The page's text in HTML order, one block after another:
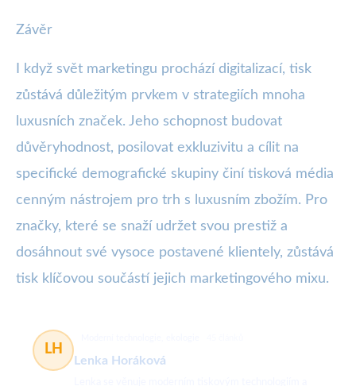
Závěr
I když svět marketingu prochází digitalizací, tisk
zůstává důležitým prvkem v strategiích mnoha
luxusních značek. Jeho schopnost budovat
důvěryhodnost, posilovat exkluzivitu a cílit na
specifické demografické skupiny činí tisková média
cenným nástrojem pro trh s luxusním zbožím. Pro
značky, které se snaží udržet svou prestiž a
dosáhnout své vysoce postavené klientely, zůstává
tisk klíčovou součástí jejich marketingového mixu.
LH
Lenka Horáková